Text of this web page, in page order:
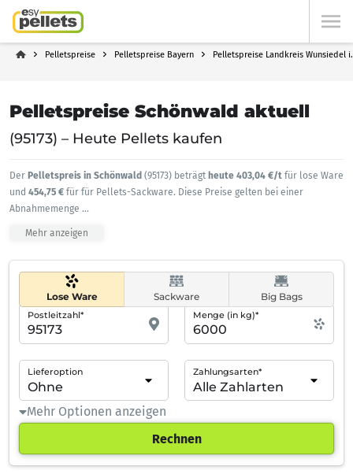
Pelletspreise Pelletspreise Bayern Pelletspreise Landkreis Wunsiedel
Pelletspreise Schönwald aktuell
(95173) – Heute Pellets kaufen
Der Pelletspreis in Schönwald (95173) beträgt heute 403,04 €/t für lose Ware
und 454,75 € für für Pellets-Sackware. Diese Preise gelten bei einer
Abnahmemenge ...
Mehr anzeigen
Lose Ware Sackware Big Bags
Postleitzahl* Menge (in kg)*
Lieferoption Zahlungsarten*
Mehr Optionen anzeigen
Rechnen